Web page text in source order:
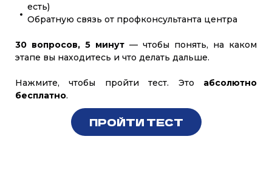
есть)
Обратную связь от профконсультанта центра
30 вопросов, 5 минут — чтобы понять, на каком
этапе вы находитесь и что делать дальше.
Нажмите, чтобы пройти тест. Это абсолютно
бесплатно.
ПРОЙТИ ТЕСТ